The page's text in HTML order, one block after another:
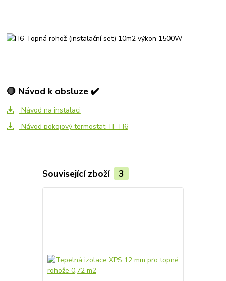
🔴 Návod k obsluze ✔️
Návod na instalaci
Návod pokojový termostat TF-H6
Související zboží 3